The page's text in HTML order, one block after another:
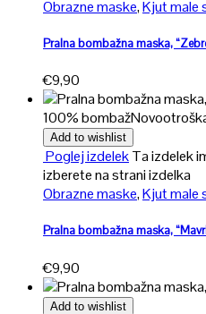
Obrazne maske,Kjut male
Pralna bombažna maska,
€9,90
100% bombažNovo
Add to wishlist
Poglej izdelekTa izdelek
izberete na strani izdelka
Obrazne maske,Kjut male
Pralna bombažna maska,
€9,90
Add to wishlist